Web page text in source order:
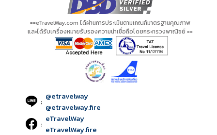
==eTravelWay.com ได้ผ่านการประเมินตามเกณฑ์มาตรฐานคุณภาพ
และได้รับเครื่องหมายรับรองความน่าเชื่อถือโดยกระทรวงพาณิชย์ ==
: @etravelway
@etravelway.fire
: eTravelWay
eTravelWay.fire